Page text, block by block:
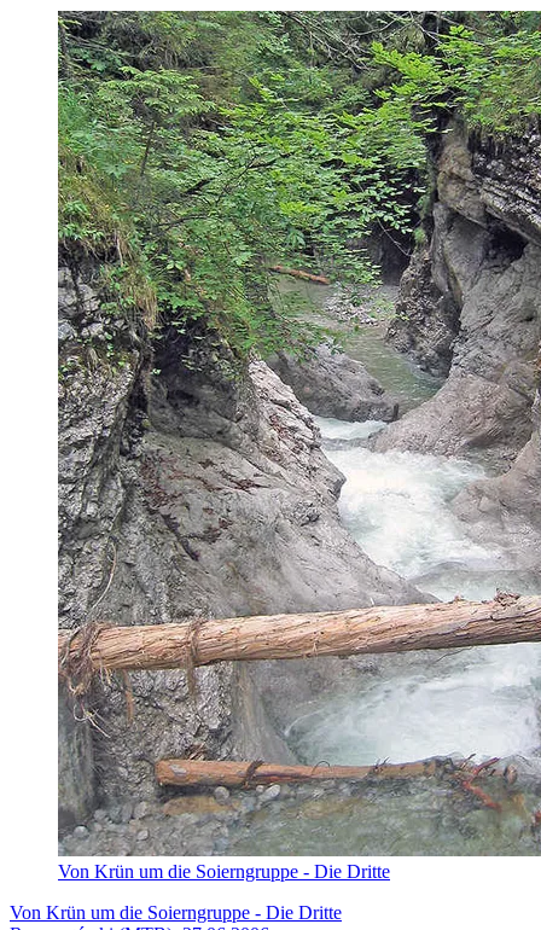
Von Krün um die Soierngruppe - Die Dritte
Von Krün um die Soierngruppe - Die Dritte